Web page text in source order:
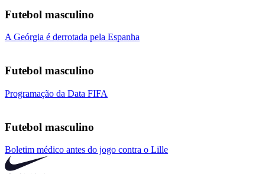
Futebol masculino
A Geórgia é derrotada pela Espanha
Futebol masculino
Programação da Data FIFA
Futebol masculino
Boletim médico antes do jogo contra o Lille